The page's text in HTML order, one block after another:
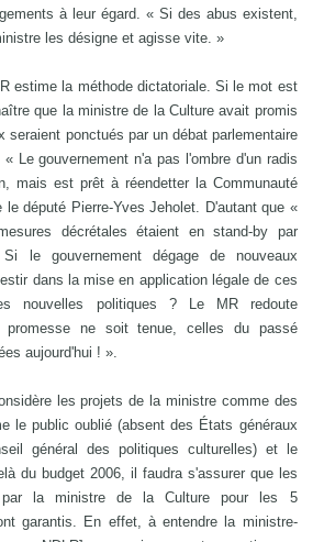
à leur égard. « Si des abus existent,
les désigne et agisse vite. »
estime la méthode dictatoriale. Si le mot est
que la ministre de la Culture avait promis
seraient ponctués par un débat parlementaire
Le gouvernement n'a pas l'ombre d'un radis
mais est prêt à réendetter la Communauté
le député Pierre-Yves Jeholet. D'autant que «
décrétales étaient en stand-by par
le gouvernement dégage de nouveaux
dans la mise en application légale de ces
nouvelles politiques ? Le MR redoute
promesse ne soit tenue, celles du passé
aujourd'hui ! ».
les projets de la ministre comme des
le public oublié (absent des États généraux
général des politiques culturelles) et le
du budget 2006, il faudra s'assurer que les
par la ministre de la Culture pour les 5
garantis. En effet, à entendre la ministre-